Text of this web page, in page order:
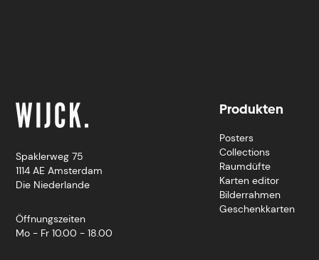
Spaklerweg 75
1114 AE Amsterdam
Die Niederlande
Öffnungszeiten
Mo - Fr 10.00 - 18.00
Produkten
Posters
Collections
Raumdüfte
Karten editor
Bilderrahmen
Geschenkkarten